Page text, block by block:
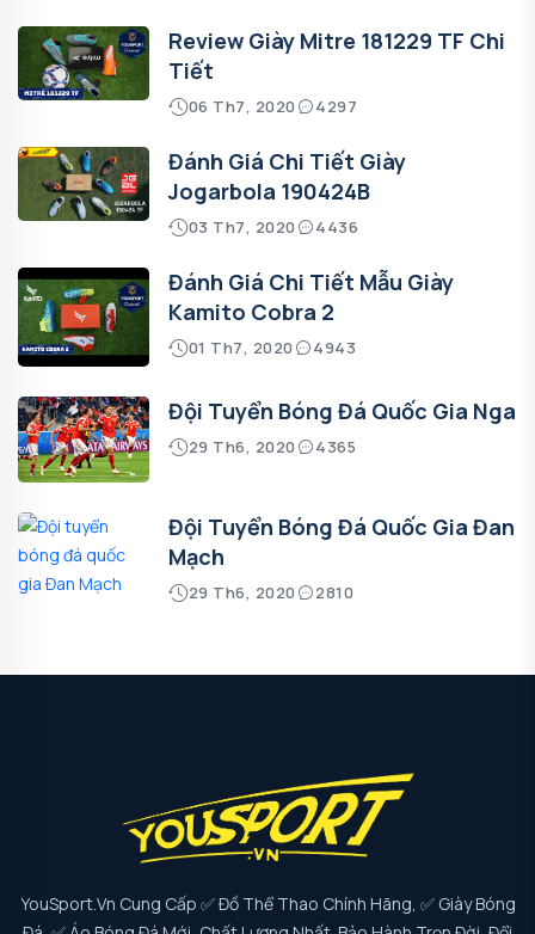
Review Giày Mitre 181229 TF Chi
Tiết
06 Th7, 2020 4297
Đánh Giá Chi Tiết Giày
Jogarbola 190424B
03 Th7, 2020 4436
Đánh Giá Chi Tiết Mẫu Giày
Kamito Cobra 2
01 Th7, 2020 4943
Đội Tuyển Bóng Đá Quốc Gia Nga
29 Th6, 2020 4365
Đội Tuyển Bóng Đá Quốc Gia Đan
Mạch
29 Th6, 2020 2810
YouSport.vn Cung Cấp ✅ Đồ Thể Thao Chính Hãng, ✅ Giày Bóng